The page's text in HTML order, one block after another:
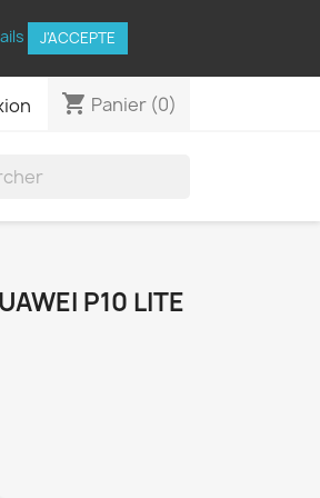
J'ACCEPTE
shopping_cart Panier (0)
P10 LITE